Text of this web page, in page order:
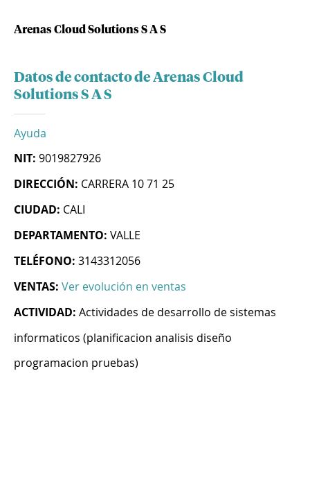
Arenas Cloud Solutions S A S
Datos de contacto de Arenas Cloud
Solutions S A S
Ayuda
NIT: 9019827926
DIRECCIÓN: CARRERA 10 71 25
CIUDAD: CALI
DEPARTAMENTO: VALLE
TELÉFONO: 3143312056
VENTAS: Ver evolución en ventas
ACTIVIDAD: Actividades de desarrollo de sistemas
informaticos (planificacion analisis diseño
programacion pruebas)